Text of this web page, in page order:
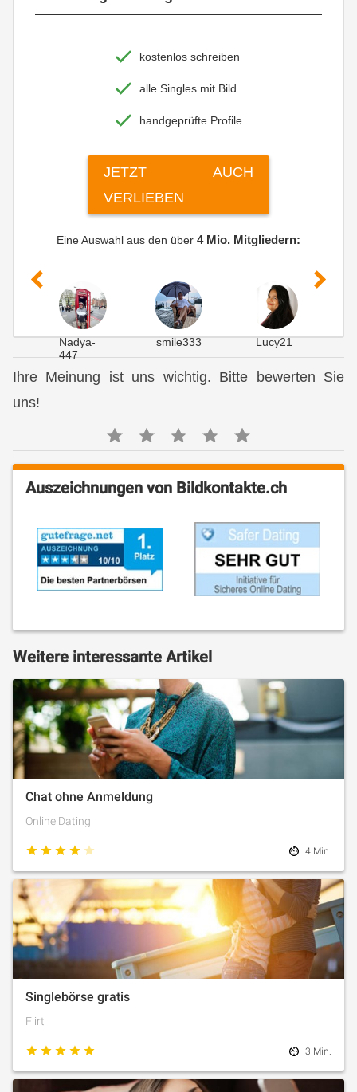
kostenlos schreiben
alle Singles mit Bild
handgeprüfte Profile
JETZT AUCH
VERLIEBEN
Eine Auswahl aus den über 4 Mio. Mitgliedern:
Nadya-
447
smile333 Lucy21
Ihre Meinung ist uns wichtig. Bitte bewerten Sie
uns!
Auszeichnungen von Bildkontakte.ch
Weitere interessante Artikel
Chat ohne Anmeldung
Online Dating
4 Min.
Singlebörse gratis
Flirt
3 Min.